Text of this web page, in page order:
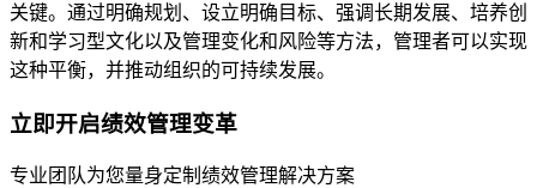
关键。通过明确规划、设立明确目标、强调长期发展、培养创
新和学习型文化以及管理变化和风险等方法，管理者可以实现
这种平衡，并推动组织的可持续发展。
立即开启绩效管理变革
专业团队为您量身定制绩效管理解决方案